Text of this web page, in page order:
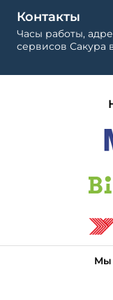
Контакты
Часы работы,
сервисов Сакура
Мы